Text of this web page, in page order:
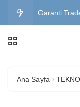
Garanti
Ana Sayfa